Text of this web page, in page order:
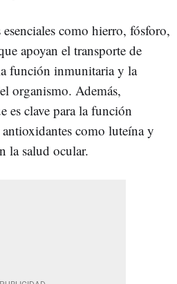
como hierro, fósforo,
apoyan el transporte de
función inmunitaria y la
organismo. Además,
es clave para la función
como luteína y
la salud ocular.